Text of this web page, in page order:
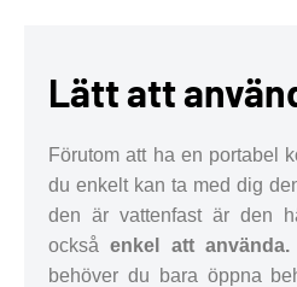
Lätt att
Förutom att ha en portabel
du enkelt kan ta med dig
den är vattenfast är den
ocksåenkel att använda.
behöver du bara öppna